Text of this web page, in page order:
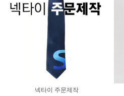
넥타이 주문제작